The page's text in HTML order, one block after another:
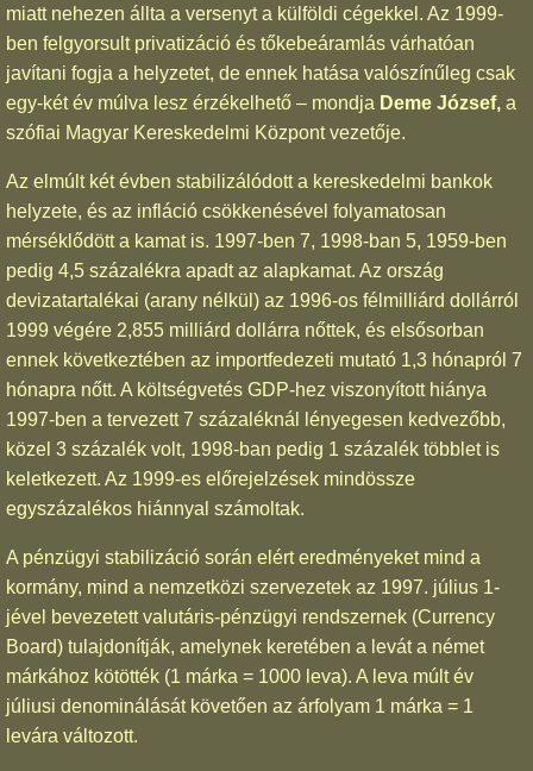
miatt nehezen állta a versenyt a külföldi cégekkel. Az 1999-
ben felgyorsult privatizáció és tőkebeáramlás várhatóan
javítani fogja a helyzetet, de ennek hatása valószínűleg csak
egy-két év múlva lesz érzékelhető – mondja Deme József, a
szófiai Magyar Kereskedelmi Központ vezetője.
Az elmúlt két évben stabilizálódott a kereskedelmi bankok
helyzete, és az infláció csökkenésével folyamatosan
mérséklődött a kamat is. 1997-ben 7, 1998-ban 5, 1959-ben
pedig 4,5 százalékra apadt az alapkamat. Az ország
devizatartalékai (arany nélkül) az 1996-os félmilliárd dollárról
1999 végére 2,855 milliárd dollárra nőttek, és elsősorban
ennek következtében az importfedezeti mutató 1,3 hónapról 7
hónapra nőtt. A költségvetés GDP-hez viszonyított hiánya
1997-ben a tervezett 7 százaléknál lényegesen kedvezőbb,
közel 3 százalék volt, 1998-ban pedig 1 százalék többlet is
keletkezett. Az 1999-es előrejelzések mindössze
egyszázalékos hiánnyal számoltak.
A pénzügyi stabilizáció során elért eredményeket mind a
kormány, mind a nemzetközi szervezetek az 1997. július 1-
jével bevezetett valutáris-pénzügyi rendszernek (Currency
Board) tulajdonítják, amelynek keretében a levát a német
márkához kötötték (1 márka = 1000 leva). A leva múlt év
júliusi denominálását követően az árfolyam 1 márka = 1
levára változott.